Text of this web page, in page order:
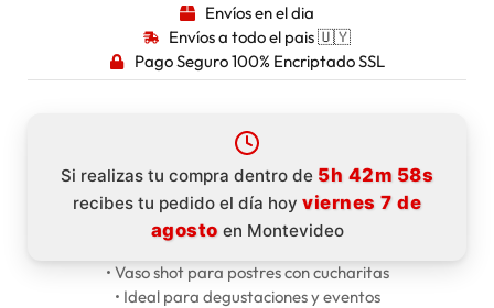
Envíos en el dia
Envíos a todo el pais 🇺🇾
Pago Seguro 100% Encriptado SSL
Si realizas tu compra dentro de 5h 42m 57s
recibes tu pedido el día hoy viernes 7 de
agosto en Montevideo
• Vaso shot para postres con cucharitas
• Ideal para degustaciones y eventos